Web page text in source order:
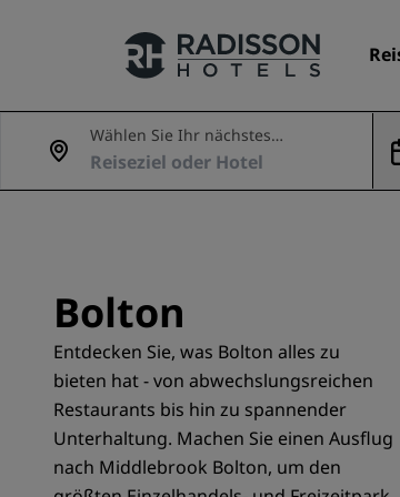
Unsere Marken
Wählen Sie Ihr nächstes
Abenteuer
Bolton
Entdecken Sie, was Bolton alles zu
bieten hat - von abwechslungsreichen
Restaurants bis hin zu spannender
Unterhaltung. Machen Sie einen Ausflug
nach Middlebrook Bolton, um den